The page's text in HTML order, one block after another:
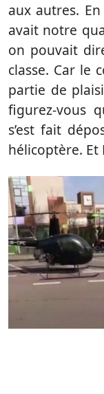
aux autres.
avait notre
on pouvait
classe. Car le
partie de
figurez-vous
s’est fait
hélicoptère.